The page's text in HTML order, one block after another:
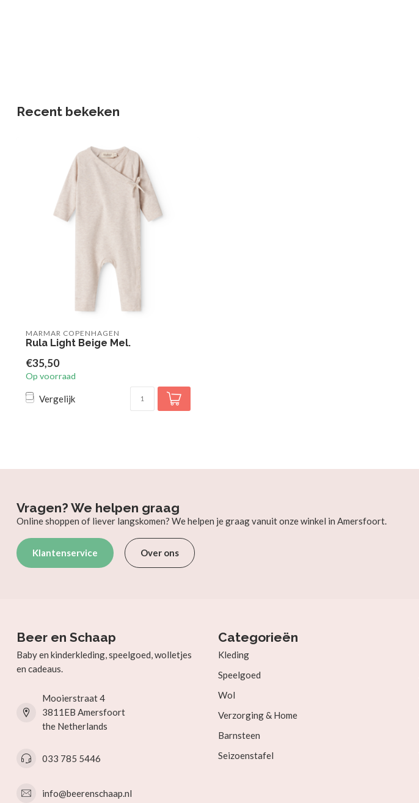
Recent bekeken
MARMAR COPENHAGEN
Rula Light Beige Mel.
€35,50
Op voorraad
Vergelijk
Vragen? We helpen graag
Online shoppen of liever langskomen? We helpen je graag vanuit onze winkel in Amersfoort.
Klantenservice Over ons
Beer en Schaap
Baby en kinderkleding, speelgoed, wolletjes
en cadeaus.
Mooierstraat 4
3811EB Amersfoort
the Netherlands
033 785 5446
info@beerenschaap.nl
Categorieën
Kleding
Speelgoed
Wol
Verzorging & Home
Barnsteen
Seizoenstafel